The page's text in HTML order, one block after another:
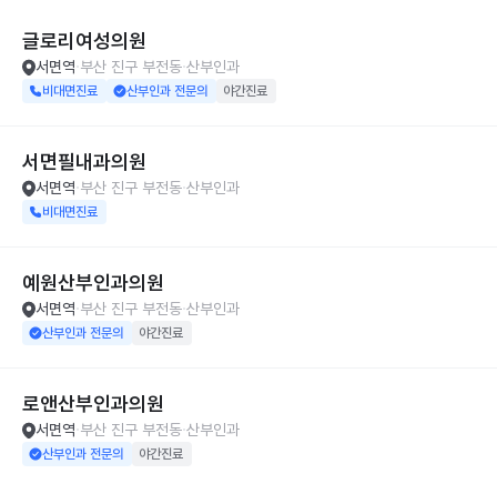
글로리여성의원
서면역 부산 진구 부전동 산부인과
비대면진료 산부인과 전문의 야간진료
서면필내과의원
서면역 부산 진구 부전동 산부인과
비대면진료
예원산부인과의원
서면역 부산 진구 부전동 산부인과
산부인과 전문의 야간진료
로앤산부인과의원
서면역 부산 진구 부전동 산부인과
산부인과 전문의 야간진료